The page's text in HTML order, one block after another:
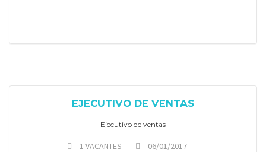
EJECUTIVO DE VENTAS
Ejecutivo de ventas
1 VACANTES 06/01/2017